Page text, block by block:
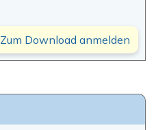
Zum Download anmelden